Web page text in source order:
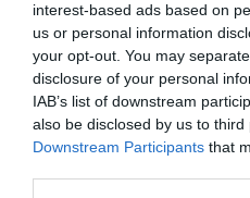
interest-based ads based on
us or personal information
your opt-out. You may
disclosure of your personal
IAB’s list of downstream
also be disclosed by us to third
Downstream Participants that
A magyaroknak a házuk körüli
magánélet védelmét és emellett
egy friss kutatásból. Bár a